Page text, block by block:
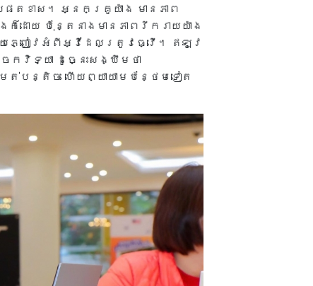
តខាស។ អ្នកគ្រូយ៉ាង មានភាព
ដោយ ប៉ុន្តែនាងមានភាពរីករាយយ៉ាង
យភ្ញៀវអំពីអ្វីដែលត្រូវធ្វើ។ ឥឡូវ
េកវិទ្យា ដូច្នេះសង្ឃឹមថា
បន្តិច ហើយព្យាយាមបន្ថែមទៀត